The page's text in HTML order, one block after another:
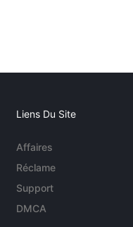
Liens Du Site
Affaires
Réclame
Support
DMCA